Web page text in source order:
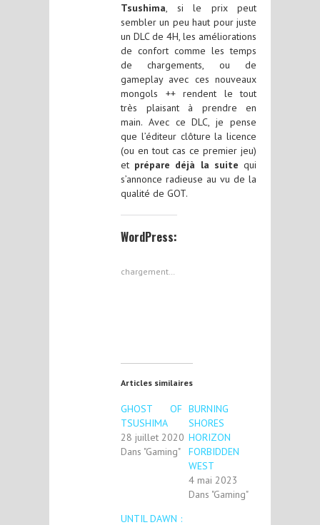
Tsushima, si le prix peut
sembler un peu haut pour juste
un DLC de 4H, les améliorations
de confort comme les temps
de chargements, ou de
gameplay avec ces nouveaux
mongols ++ rendent le tout
très plaisant à prendre en
main. Avec ce DLC, je pense
que l’éditeur clôture la licence
(ou en tout cas ce premier jeu)
et prépare déjà la suite qui
s’annonce radieuse au vu de la
qualité de GOT.
WordPress:
chargement…
Articles similaires
GHOST OF
TSUSHIMA
28 juillet 2020
Dans "Gaming"
BURNING
SHORES
HORIZON
FORBIDDEN
WEST
4 mai 2023
Dans "Gaming"
UNTIL DAWN :